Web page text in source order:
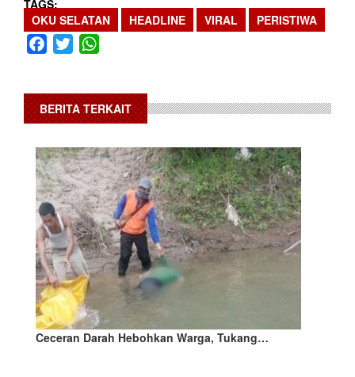
TAGS
OKU SELATAN
HEADLINE VIRAL PERISTIWA
Facebook
Twitter
BERITA TERKAIT
Ceceran Darah Hebohkan Warga, Tukang…